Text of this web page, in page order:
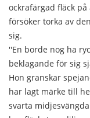
ockrafärgad fläck
försöker torka av
sig.
''En borde nog ha
beklagande för sig
Hon granskar
har lagt märke till
svarta